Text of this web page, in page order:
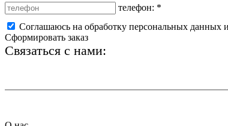
телефон: *
Соглашаюсь на обработку персональных данных
Сформировать заказ
Связаться с нами: